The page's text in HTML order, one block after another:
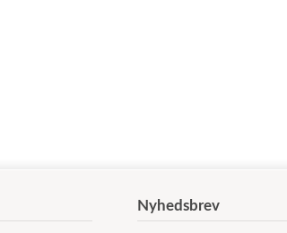
Nyhedsbrev